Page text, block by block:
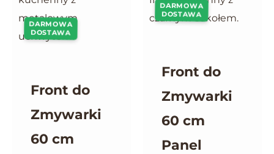
DARMOWA
DOSTAWA
Front do
Zmywarki
60 cm
DARMOWA
DOSTAWA
Front do
Zmywarki
60 cm
Panel